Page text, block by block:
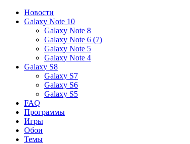
Новости
Galaxy Note 10
Galaxy Note 8
Galaxy Note 6 (7)
Galaxy Note 5
Galaxy Note 4
Galaxy S8
Galaxy S7
Galaxy S6
Galaxy S5
FAQ
Программы
Игры
Обои
Темы